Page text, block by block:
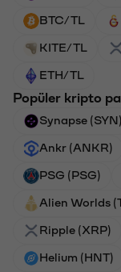
BTC/TL
KITE/TL
ETH/TL
Popüler kripto
Synapse (SYN)
Ankr (ANKR)
PSG (PSG)
Alien Worlds
Ripple (XRP)
Helium (HNT)